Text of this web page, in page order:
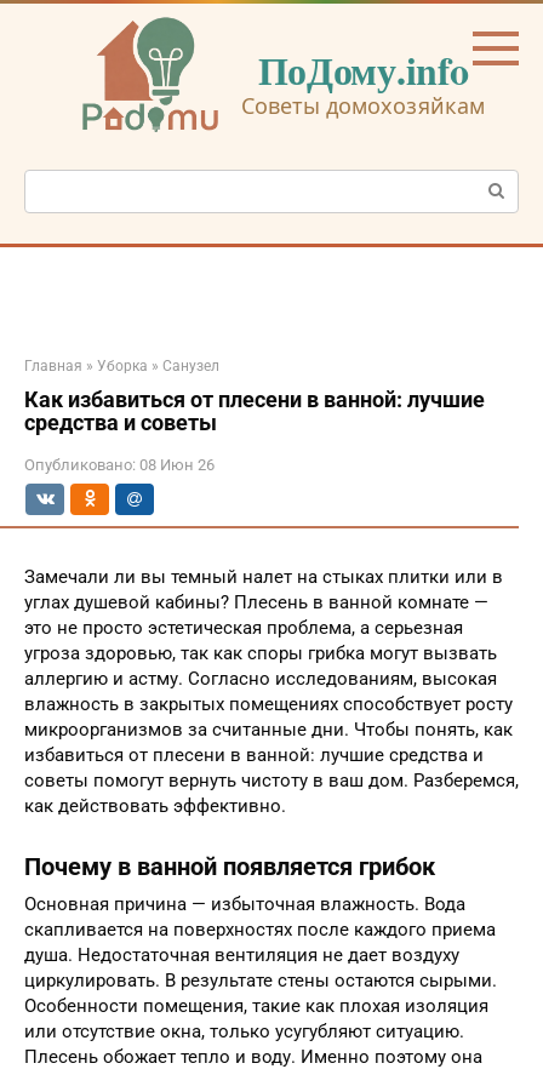
Перейти
ПоДому.info
Советы домохозяйкам
Поиск:
Главная » Уборка » Санузел
Как избавиться от плесени в ванной: лучшие
средства и советы
Опубликовано: 08 Июн 26
Замечали ли вы темный налет на стыках плитки или в
углах душевой кабины? Плесень в ванной комнате —
это не просто эстетическая проблема, а серьезная
угроза здоровью, так как споры грибка могут вызвать
аллергию и астму. Согласно исследованиям, высокая
влажность в закрытых помещениях способствует росту
микроорганизмов за считанные дни. Чтобы понять, как
избавиться от плесени в ванной: лучшие средства и
советы помогут вернуть чистоту в ваш дом. Разберемся,
как действовать эффективно.
Почему в ванной появляется грибок
Основная причина — избыточная влажность. Вода
скапливается на поверхностях после каждого приема
душа. Недостаточная вентиляция не дает воздуху
циркулировать. В результате стены остаются сырыми.
Особенности помещения, такие как плохая изоляция
или отсутствие окна, только усугубляют ситуацию.
Плесень обожает тепло и воду. Именно поэтому она